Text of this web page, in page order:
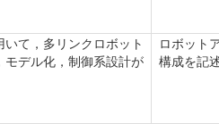
て，多リンクロボット
モデル化，制御系設計が
ロボット
構成を記